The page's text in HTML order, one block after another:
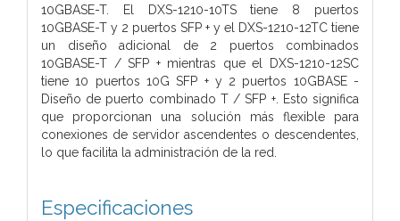
10GBASE-T. El DXS-1210-10TS tiene 8 puertos
10GBASE-T y 2 puertos SFP + y el DXS-1210-12TC tiene
un diseño adicional de 2 puertos combinados
10GBASE-T / SFP + mientras que el DXS-1210-12SC
tiene 10 puertos 10G SFP + y 2 puertos 10GBASE -
Diseño de puerto combinado T / SFP +. Esto significa
que proporcionan una solución más flexible para
conexiones de servidor ascendentes o descendentes,
lo que facilita la administración de la red.
Especificaciones